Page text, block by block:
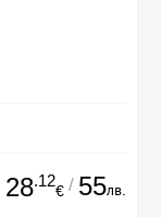
28.12
€ / 55лв.